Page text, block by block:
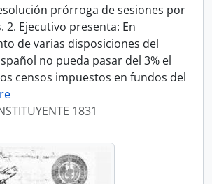
prórroga de sesiones por
2. Ejecutivo presenta: En
de varias disposiciones del
no pueda pasar del 3% el
censos impuestos en fundos del
1831